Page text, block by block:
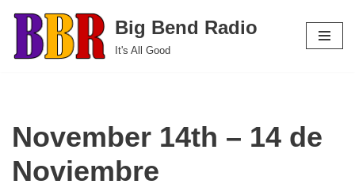
Skip
to
Big Bend Radio
It's All Good
November 14th – 14 de
Noviembre